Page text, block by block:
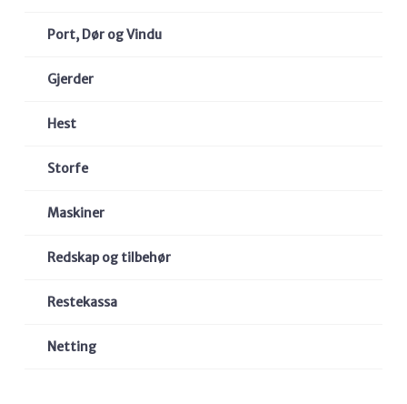
Port, Dør og Vindu
Gjerder
Hest
Storfe
Maskiner
Redskap og tilbehør
Restekassa
Netting